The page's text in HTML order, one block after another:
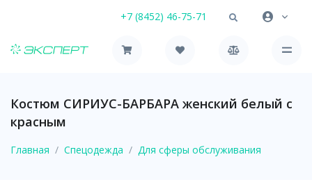
+7 (8452) 46-75-71
Костюм СИРИУС-БАРБАРА женский белый с
красным
Главная Спецодежда Для сферы обслуживания